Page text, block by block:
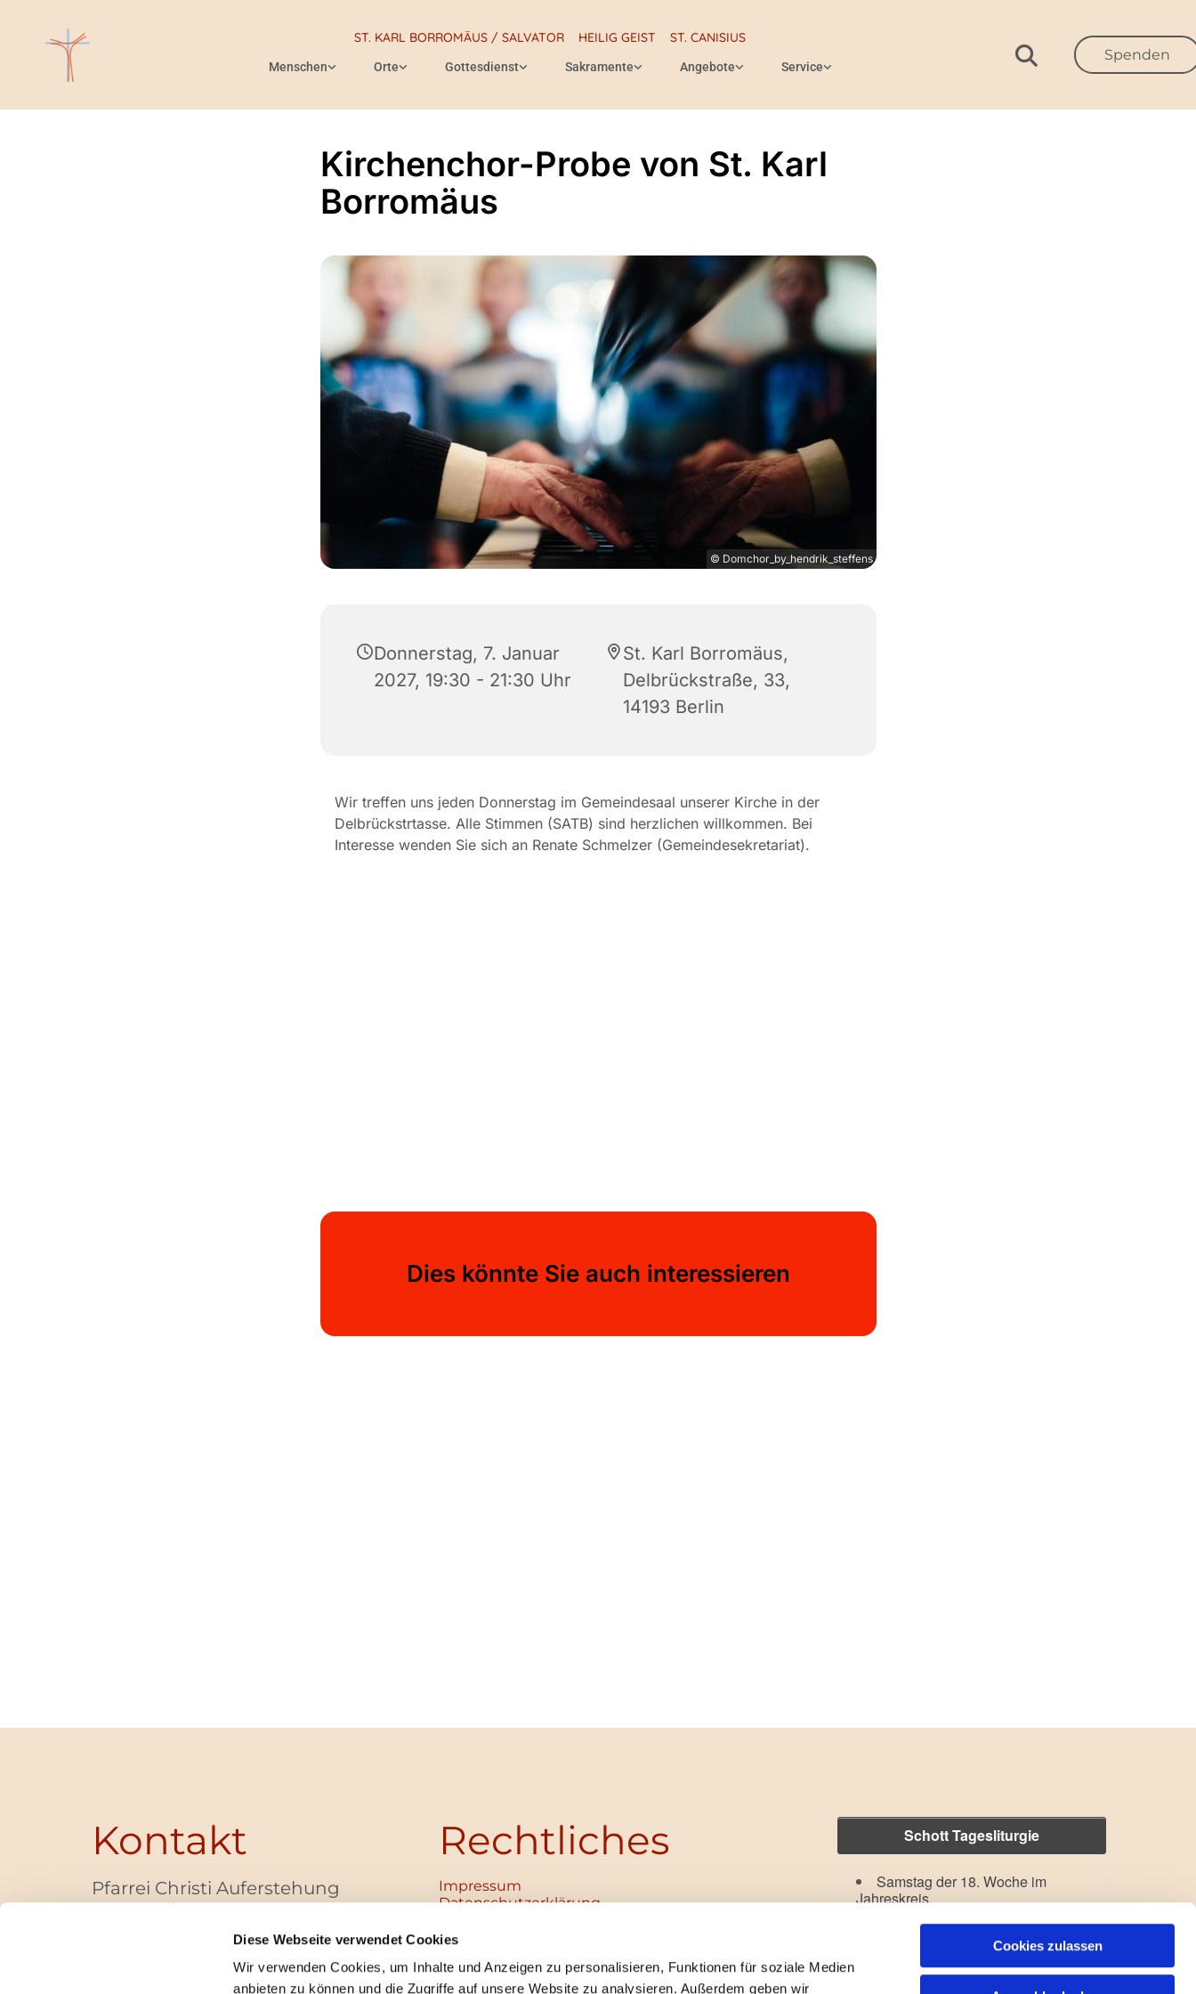
Diese Webseite verwendet Cookies
Wir verwenden Cookies, um Inhalte und Anzeigen zu personalisieren, Funktionen für soziale Medien
anbieten zu können und die Zugriffe auf unsere Website zu analysieren. Außerdem geben wir
Cookies zulassen
ST. KARL BORROMÄUS / SALVATOR HEILIG GEIST ST. CANISIUS
Menschen Orte Gottesdienst Sakramente Angebote Service
Spenden
Kirchenchor-Probe von St. Karl
Borromäus
© Domchor_by_hendrik_steffens
Donnerstag, 7. Januar
2027, 19:30 - 21:30 Uhr
St. Karl Borromäus,
Delbrückstraße, 33,
14193 Berlin
Wir treffen uns jeden Donnerstag im Gemeindesaal unserer Kirche in der
Delbrückstrtasse. Alle Stimmen (SATB) sind herzlichen willkommen. Bei
Interesse wenden Sie sich an Renate Schmelzer (Gemeindesekretariat).
Dies könnte Sie auch interessieren
Kontakt
Pfarrei Christi Auferstehung
Bayernallee 28
+49 (0)30 / 30 00 03 -40
pfarrbuero@christi-auferstehung.net
Rechtliches
Impressum
Datenschutz­erklärung
Institutionelles Schutzkonzept
Unabhängige Ansprechpersonen
Digitales Hinweisgebersystem
Schott Tagesliturgie
Samstag der 18. Woche im
Jahreskreis
Lesejahr: A II, Stb: II. Woche